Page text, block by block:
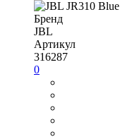
Бренд
JBL
Артикул
316287
0